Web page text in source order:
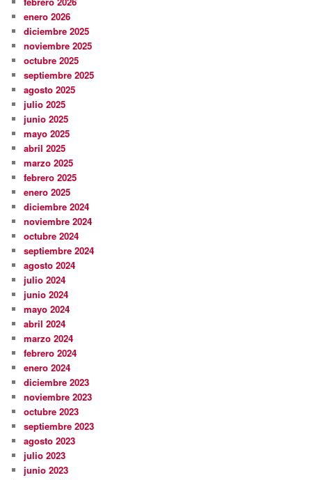
enero 2026
diciembre 2025
noviembre 2025
octubre 2025
septiembre 2025
agosto 2025
julio 2025
junio 2025
mayo 2025
abril 2025
marzo 2025
febrero 2025
enero 2025
diciembre 2024
noviembre 2024
octubre 2024
septiembre 2024
agosto 2024
julio 2024
junio 2024
mayo 2024
abril 2024
marzo 2024
febrero 2024
enero 2024
diciembre 2023
noviembre 2023
octubre 2023
septiembre 2023
agosto 2023
julio 2023
junio 2023